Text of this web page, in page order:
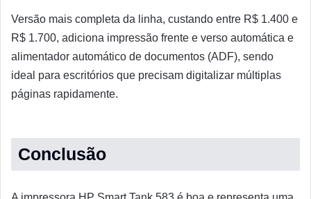
Versão mais completa da linha, custando entre R$ 1.400 e
R$ 1.700, adiciona impressão frente e verso automática e
alimentador automático de documentos (ADF), sendo
ideal para escritórios que precisam digitalizar múltiplas
páginas rapidamente.
Conclusão